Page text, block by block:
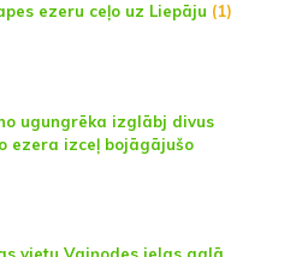
ezeru ceļo uz Liepāju (1)
ugungrēka izglābj divus
ezera izceļ bojāgājušo